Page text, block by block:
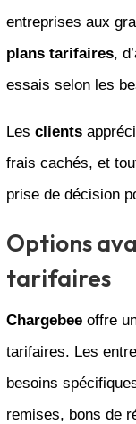
entreprises aux
plans tarifaires,
essais selon les
Les clients
frais cachés, et
prise de décision
Options
tarifaires
Chargebeeoffre
tarifaires. Les
besoins
remises, bons de